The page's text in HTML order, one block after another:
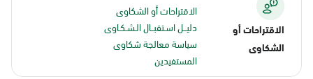
الاقتراحات أو
الشكاوى
الاقتراحات أو الشكاوى
دليــل اسـتقبــال الـشـكـاوى
سياسة معالجة شكاوى
المستفيدين